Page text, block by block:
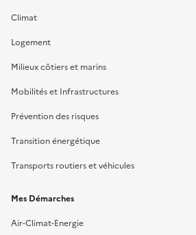
Climat
Logement
Milieux côtiers et marins
Mobilités et Infrastructures
Prévention des risques
Transition énergétique
Transports routiers et véhicules
Mes Démarches
Air-Climat-Energie